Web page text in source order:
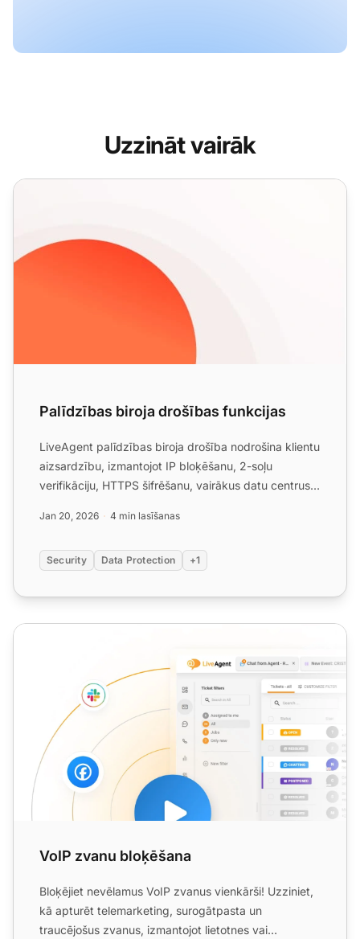
Uzzināt vairāk
Palīdzības biroja drošības funkcijas
Palīdzības biroja drošības funkcijas
LiveAgent palīdzības biroja drošība nodrošina klientu
aizsardzību, izmantojot IP bloķēšanu, 2-soļu
verifikāciju, HTTPS šifrēšanu, vairākus datu centrus
Jan 20, 2026 4 min lasīšanas
Security Data Protection +1
VoIP zvanu bloķēšana
VoIP zvanu bloķēšana
Bloķējiet nevēlamus VoIP zvanus vienkārši! Uzziniet,
kā apturēt telemarketing, surogātpasta un
traucējošus zvanus, izmantojot lietotnes vai